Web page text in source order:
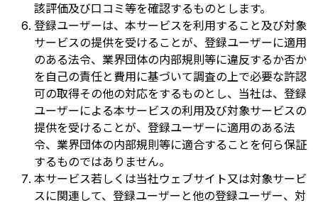
該評価及び口コミ等を確認するものとします。
登録ユーザーは、本サービスを利用すること及び対象
サービスの提供を受けることが、登録ユーザーに適用
のある法令、業界団体の内部規則等に違反するか否か
を自己の責任と費用に基づいて調査の上で必要な許認
可の取得その他の対応をするものとし、当社は、登録
ユーザーによる本サービスの利用及び対象サービスの
提供を受けることが、登録ユーザーに適用のある法
令、業界団体の内部規則等に適合することを何ら保証
するものではありません。
本サービス若しくは当社ウェブサイト又は対象サービ
スに関連して、登録ユーザーと他の登録ユーザー、対